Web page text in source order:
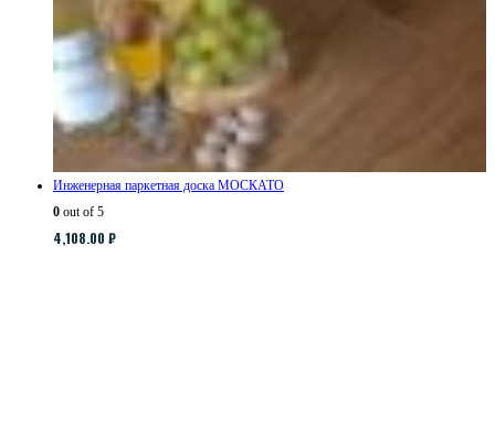
Инженерная паркетная доска МОСКАТО
0 out of 5
4,108.00 ₽